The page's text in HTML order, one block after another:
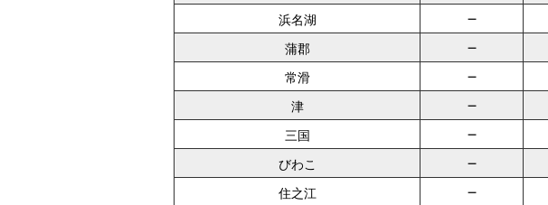
浜名湖 －
蒲郡 －
常滑 －
津 －
三国 －
びわこ －
住之江 －